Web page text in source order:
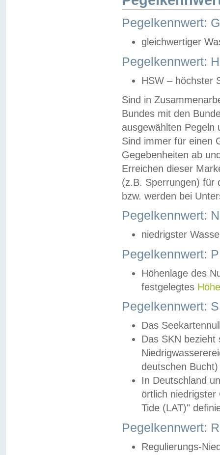
Pegelkennwert:
gleichwertiger
Pegelkennwert:
HSW – höchster
Sind in
Bundes mit den
ausgewählten
Sind immer für einen
Gegebenheiten ab
Erreichen dieser
(z.B. Sperrungen) für
bzw. werden bei
Pegelkennwert:
niedrigster
Pegelkennwert:
Höhenlage des
festgelegtes
Pegelkennwert:
Das
Das SKN
deutschen
In Deutschland
örtlich
Tide (LAT)"
Pegelkennwert:
Regulierungs-